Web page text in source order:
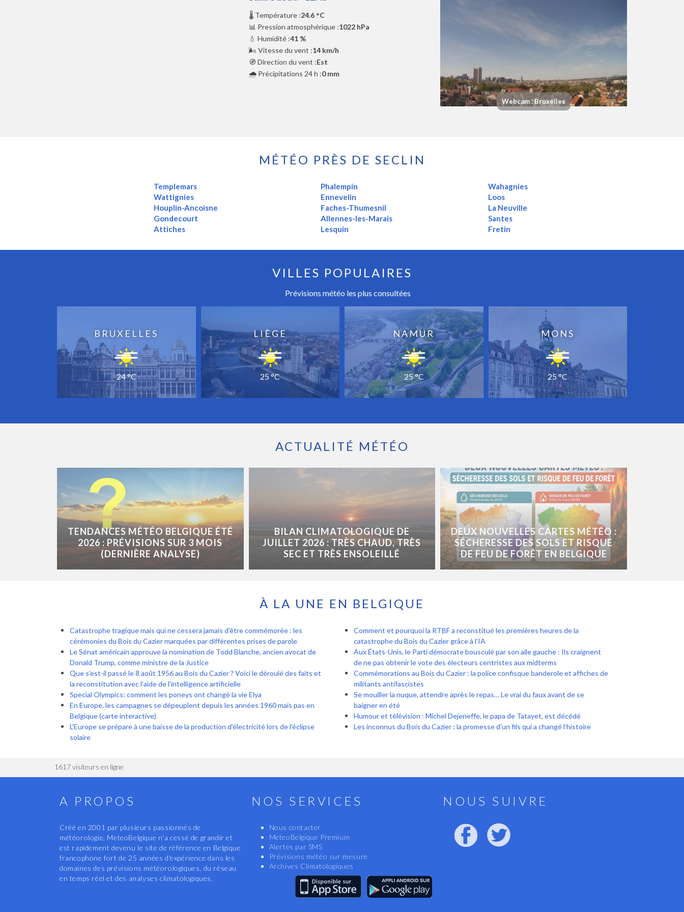
🌡️ Température :24.6 °C
📊 Pression atmosphérique :1022 hPa
💧 Humidité :41 %
🌬️ Vitesse du vent :14 km/h
🧭 Direction du vent :Est
🌧️ Précipitations 24 h :0 mm
Webcam : Bruxelles
MÉTÉO PRÈS DE SECLIN
Templemars
Wattignies
Houplin-Ancoisne
Gondecourt
Attiches
Phalempin
Ennevelin
Faches-Thumesnil
Allennes-les-Marais
Lesquin
Wahagnies
Loos
La Neuville
Santes
Fretin
VILLES POPULAIRES
Prévisions météo les plus consultées
BRUXELLES
24 °C
LIÈGE
25 °C
NAMUR
25 °C
MONS
25 °C
ACTUALITÉ MÉTÉO
TENDANCES MÉTÉO BELGIQUE ÉTÉ
2026 : PRÉVISIONS SUR 3 MOIS
(DERNIÈRE ANALYSE)
BILAN CLIMATOLOGIQUE DE
JUILLET 2026 : TRÈS CHAUD, TRÈS
SEC ET TRÈS ENSOLEILLÉ
DEUX NOUVELLES CARTES MÉTÉO :
SÉCHERESSE DES SOLS ET RISQUE
DE FEU DE FORÊT EN BELGIQUE
À LA UNE EN BELGIQUE
Catastrophe tragique mais qui ne cessera jamais d'être commémorée : les
cérémonies du Bois du Cazier marquées par différentes prises de parole
Le Sénat américain approuve la nomination de Todd Blanche, ancien avocat de
Donald Trump, comme ministre de la Justice
Que s’est-il passé le 8 août 1956 au Bois du Cazier ? Voici le déroulé des faits et
la reconstitution avec l’aide de l’intelligence artificielle
Special Olympics: comment les poneys ont changé la vie Elya
En Europe, les campagnes se dépeuplent depuis les années 1960 mais pas en
Belgique (carte interactive)
L'Europe se prépare à une baisse de la production d'électricité lors de l'éclipse
solaire
Comment et pourquoi la RTBF a reconstitué les premières heures de la
catastrophe du Bois du Cazier grâce à l’IA
Aux États-Unis, le Parti démocrate bousculé par son aile gauche : Ils craignent
de ne pas obtenir le vote des électeurs centristes aux midterms
Commémorations au Bois du Cazier : la police confisque banderole et affiches de
militants antifascistes
Se mouiller la nuque, attendre après le repas… Le vrai du faux avant de se
baigner en été
Humour et télévision : Michel Dejeneffe, le papa de Tatayet, est décédé
Les inconnus du Bois du Cazier : la promesse d’un fils qui a changé l’histoire
1617 visiteurs en ligne
A PROPOS
Créé en 2001 par plusieurs passionnés de
météorologie, MeteoBelgique n'a cessé de grandir et
est rapidement devenu le site de référence en Belgique
francophone fort de 25 années d'expérience dans les
domaines des prévisions météorologiques, du réseau
en temps réel et des analyses climatologiques.
NOS SERVICES
Nous contacter
MeteoBelgique Premium
Alertes par SMS
Prévisions météo sur mesure
Archives Climatologiques
NOUS SUIVRE